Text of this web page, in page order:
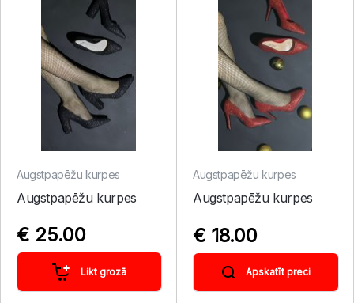
Augstpapēžu kurpes
Augstpapēžu kurpes
€ 25.00
Likt grozā
Augstpapēžu kurpes
Augstpapēžu kurpes
€ 18.00
Apskatīt preci